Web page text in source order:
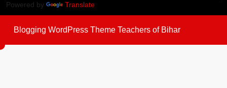
Powered by Translate
Blogging WordPress Theme Teachers of Bihar